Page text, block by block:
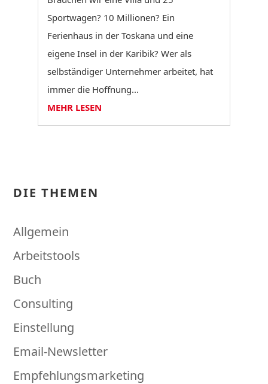
Sportwagen? 10 Millionen? Ein
Ferienhaus in der Toskana und eine
eigene Insel in der Karibik? Wer als
selbständiger Unternehmer arbeitet, hat
immer die Hoffnung...
MEHR LESEN
DIE THEMEN
Allgemein
Arbeitstools
Buch
Consulting
Einstellung
Email-Newsletter
Empfehlungsmarketing